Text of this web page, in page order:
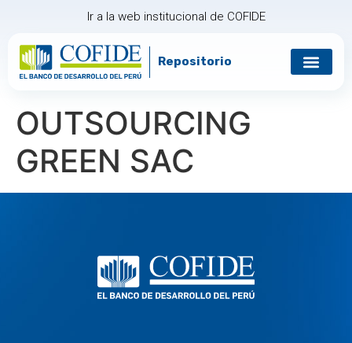
Ir a la web institucional de COFIDE
Repositorio
OUTSOURCING
GREEN SAC